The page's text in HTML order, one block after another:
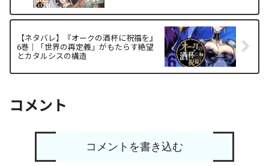
【ネタバレ】『オークの酒杯に祝福を』
6巻｜「世界の再定義」がもたらす絶望
とカタルシスの構造
コメント
コメントを書き込む